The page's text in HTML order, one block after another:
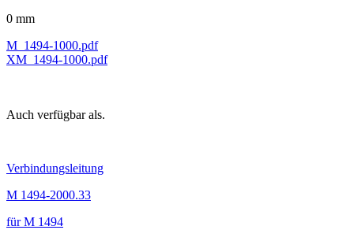
0 mm
M_1494-1000.pdf
XM_1494-1000.pdf
Auch verfügbar als.
Verbindungsleitung
M 1494-2000.33
für M 1494